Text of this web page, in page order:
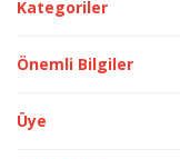
Kategoriler
Önemli Bilgiler
Üye